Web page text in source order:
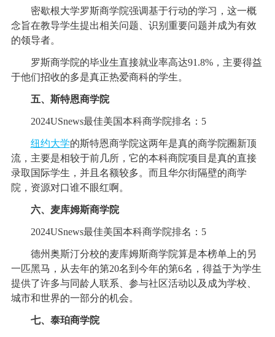
密歇根大学罗斯商学院强调基于行动的学习，这一概
念旨在教导学生提出相关问题、识别重要问题并成为有效
的领导者。
罗斯商学院的毕业生直接就业率高达91.8%，主要得益
于他们招收的多是真正热爱商科的学生。
五、斯特恩商学院
2024USnews最佳美国本科商学院排名：5
纽约大学的斯特恩商学院这两年是真的商学院圈新顶
流，主要是相较于前几所，它的本科商院项目是真的直接
录取国际学生，并且名额较多。而且华尔街隔壁的商学
院，资源对口谁不眼红啊。
六、麦库姆斯商学院
2024USnews最佳美国本科商学院排名：5
德州奥斯汀分校的麦库姆斯商学院算是本榜单上的另
一匹黑马，从去年的第20名到今年的第6名，得益于为学生
提供了许多与同龄人联系、参与社区活动以及成为学校、
城市和世界的一部分的机会。
七、泰珀商学院